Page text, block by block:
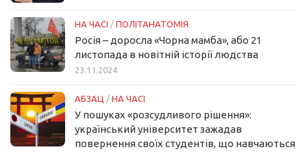
НА ЧАСІ / ПОЛІТАНАТОМІЯ
Росія – доросла «Чорна мамба», або 21
листопада в новітній історії людства
23.11.2024
АБЗАЦ / НА ЧАСІ
У пошуках «розсудливого рішення»:
український університет зажадав
повернення своїх студентів, що навчаються